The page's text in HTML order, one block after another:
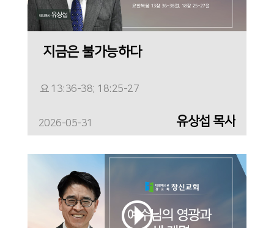
지금은 불가능하다
요 13:36-38; 18:25-27
2026-05-31 유상섭 목사